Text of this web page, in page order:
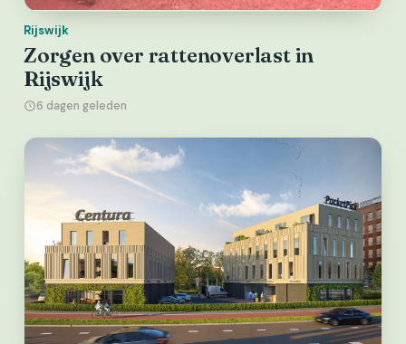
Rijswijk
Zorgen over rattenoverlast in
Rijswijk
6 dagen geleden